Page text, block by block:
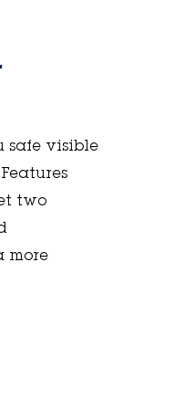
safe visible
two
more